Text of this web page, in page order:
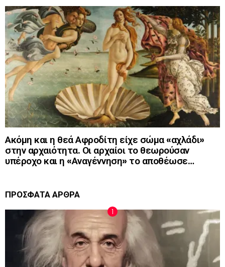
Ακόμη και η θεά Αφροδίτη είχε σώμα «αχλάδι»
στην αρχαιότητα. Οι αρχαίοι το θεωρούσαν
υπέροχο και η «Αναγέννηση» το αποθέωσε…
ΠΡΟΣΦΑΤΑ ΑΡΘΡΑ